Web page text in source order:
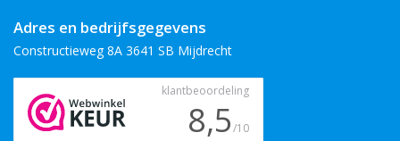
Adres en bedrijfsgegevens
Constructieweg 8A 3641 SB Mijdrecht